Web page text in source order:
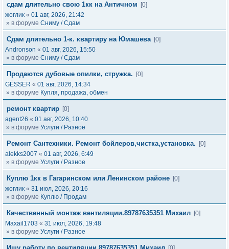
сдам длительно свою 1кк на Античном
[0]
жоглик « 01 авг, 2026, 21:42
» в форуме Сниму / Сдам
Сдам длительно 1-к. квартиру на Юмашева [0]
Andronson « 01 авг, 2026, 15:50
» в форуме Сниму / Сдам
Продаются дубовые опилки, стружка.
[0]
GЁSSER « 01 авг, 2026, 14:34
» в форуме Купля, продажа, обмен
ремонт квартир [0]
agent26 « 01 авг, 2026, 10:40
» в форуме Услуги / Разное
Ремонт Сантехники. Ремонт бойлеров,чистка,установка.
[0]
alekks2007 « 01 авг, 2026, 6:49
» в форуме Услуги / Разное
Куплю 1кк в Гагаринском или Ленинском районе [0]
жоглик « 31 июл, 2026, 20:16
» в форуме Куплю / Продам
Качественный монтаж вентиляции.89787635351 Михаил [0]
Maxail1703 « 31 июл, 2026, 19:48
» в форуме Услуги / Разное